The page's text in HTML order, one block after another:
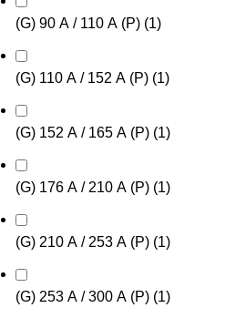
(G) 90 А / 110 А (P) (1)
(G) 110 А / 152 А (P) (1)
(G) 152 А / 165 А (P) (1)
(G) 176 А / 210 А (P) (1)
(G) 210 А / 253 А (P) (1)
(G) 253 А / 300 А (P) (1)